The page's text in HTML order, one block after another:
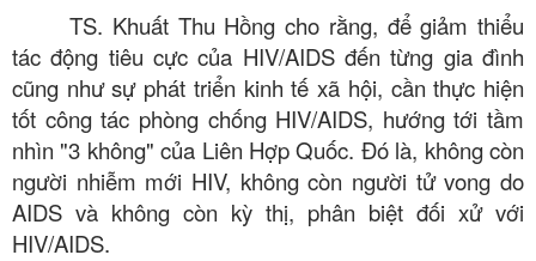
TS. Khuất Thu Hồng cho rằng, để giảm thiểu
tác động tiêu cực của HIV/AIDS đến từng gia đình
cũng như sự phát triển kinh tế xã hội, cần thực hiện
tốt công tác phòng chống HIV/AIDS, hướng tới tầm
nhìn "3 không" của Liên Hợp Quốc. Đó là, không còn
người nhiễm mới HIV, không còn người tử vong do
AIDS và không còn kỳ thị, phân biệt đối xử với
HIV/AIDS.